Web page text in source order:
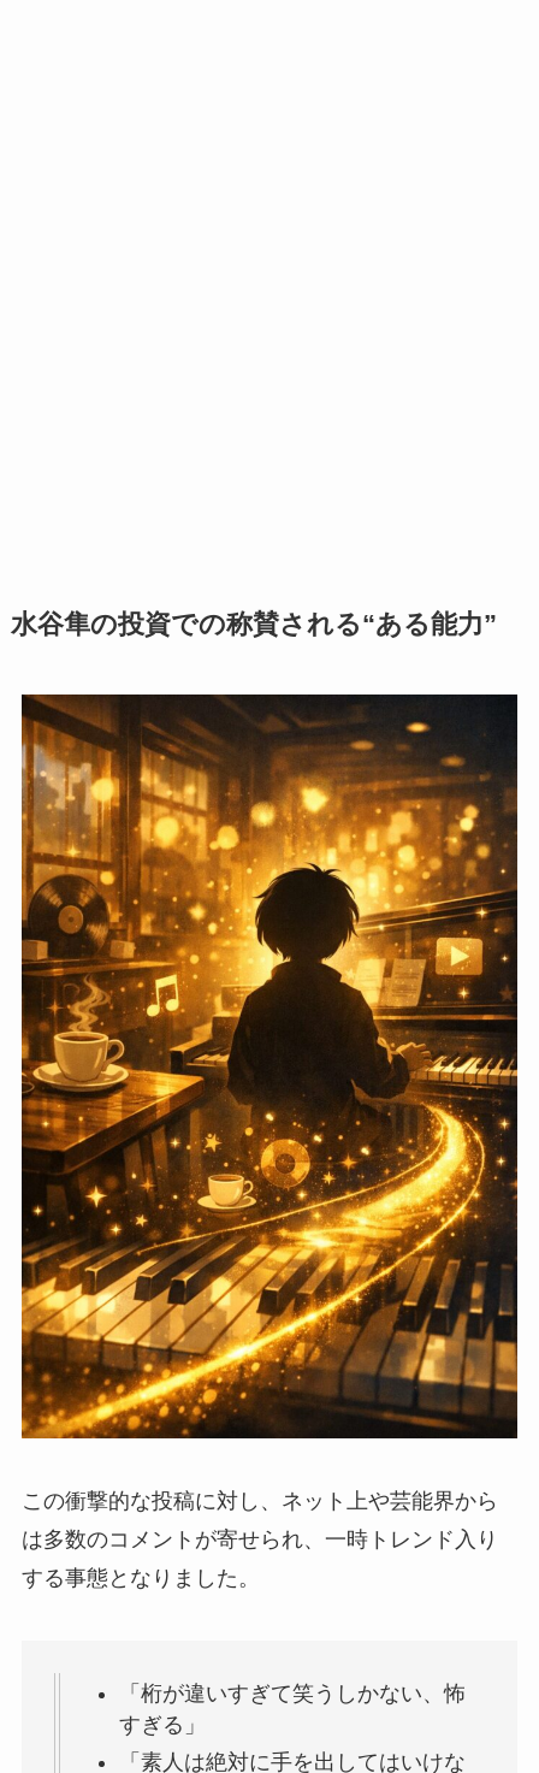
水谷隼の投資での称賛される“ある能力”
この衝撃的な投稿に対し、ネット上や芸能界から
は多数のコメントが寄せられ、一時トレンド入り
する事態となりました。
「桁が違いすぎて笑うしかない、怖
すぎる」
「素人は絶対に手を出してはいけな